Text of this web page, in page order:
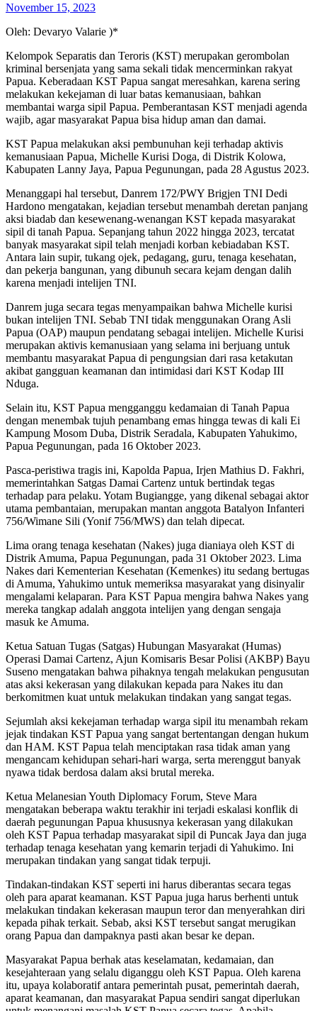
November 15, 2023
Oleh: Devaryo Valarie )*
Kelompok Separatis dan Teroris (KST) merupakan gerombolan
kriminal bersenjata yang sama sekali tidak mencerminkan rakyat
Papua. Keberadaan KST Papua sangat meresahkan, karena sering
melakukan kekejaman di luar batas kemanusiaan, bahkan
membantai warga sipil Papua. Pemberantasan KST menjadi agenda
wajib, agar masyarakat Papua bisa hidup aman dan damai.
KST Papua melakukan aksi pembunuhan keji terhadap aktivis
kemanusiaan Papua, Michelle Kurisi Doga, di Distrik Kolowa,
Kabupaten Lanny Jaya, Papua Pegunungan, pada 28 Agustus 2023.
Menanggapi hal tersebut, Danrem 172/PWY Brigjen TNI Dedi
Hardono mengatakan, kejadian tersebut menambah deretan panjang
aksi biadab dan kesewenang-wenangan KST kepada masyarakat
sipil di tanah Papua. Sepanjang tahun 2022 hingga 2023, tercatat
banyak masyarakat sipil telah menjadi korban kebiadaban KST.
Antara lain supir, tukang ojek, pedagang, guru, tenaga kesehatan,
dan pekerja bangunan, yang dibunuh secara kejam dengan dalih
karena menjadi intelijen TNI.
Danrem juga secara tegas menyampaikan bahwa Michelle kurisi
bukan intelijen TNI. Sebab TNI tidak menggunakan Orang Asli
Papua (OAP) maupun pendatang sebagai intelijen. Michelle Kurisi
merupakan aktivis kemanusiaan yang selama ini berjuang untuk
membantu masyarakat Papua di pengungsian dari rasa ketakutan
akibat gangguan keamanan dan intimidasi dari KST Kodap III
Nduga.
Selain itu, KST Papua mengganggu kedamaian di Tanah Papua
dengan menembak tujuh penambang emas hingga tewas di kali Ei
Kampung Mosom Duba, Distrik Seradala, Kabupaten Yahukimo,
Papua Pegunungan, pada 16 Oktober 2023.
Pasca-peristiwa tragis ini, Kapolda Papua, Irjen Mathius D. Fakhri,
memerintahkan Satgas Damai Cartenz untuk bertindak tegas
terhadap para pelaku. Yotam Bugiangge, yang dikenal sebagai aktor
utama pembantaian, merupakan mantan anggota Batalyon Infanteri
756/Wimane Sili (Yonif 756/MWS) dan telah dipecat.
Lima orang tenaga kesehatan (Nakes) juga dianiaya oleh KST di
Distrik Amuma, Papua Pegunungan, pada 31 Oktober 2023. Lima
Nakes dari Kementerian Kesehatan (Kemenkes) itu sedang bertugas
di Amuma, Yahukimo untuk memeriksa masyarakat yang disinyalir
mengalami kelaparan. Para KST Papua mengira bahwa Nakes yang
mereka tangkap adalah anggota intelijen yang dengan sengaja
masuk ke Amuma.
Ketua Satuan Tugas (Satgas) Hubungan Masyarakat (Humas)
Operasi Damai Cartenz, Ajun Komisaris Besar Polisi (AKBP) Bayu
Suseno mengatakan bahwa pihaknya tengah melakukan pengusutan
atas aksi kekerasan yang dilakukan kepada para Nakes itu dan
berkomitmen kuat untuk melakukan tindakan yang sangat tegas.
Sejumlah aksi kekejaman terhadap warga sipil itu menambah rekam
jejak tindakan KST Papua yang sangat bertentangan dengan hukum
dan HAM. KST Papua telah menciptakan rasa tidak aman yang
mengancam kehidupan sehari-hari warga, serta merenggut banyak
nyawa tidak berdosa dalam aksi brutal mereka.
Ketua Melanesian Youth Diplomacy Forum, Steve Mara
mengatakan beberapa waktu terakhir ini terjadi eskalasi konflik di
daerah pegunungan Papua khususnya kekerasan yang dilakukan
oleh KST Papua terhadap masyarakat sipil di Puncak Jaya dan juga
terhadap tenaga kesehatan yang kemarin terjadi di Yahukimo. Ini
merupakan tindakan yang sangat tidak terpuji.
Tindakan-tindakan KST seperti ini harus diberantas secara tegas
oleh para aparat keamanan. KST Papua juga harus berhenti untuk
melakukan tindakan kekerasan maupun teror dan menyerahkan diri
kepada pihak terkait. Sebab, aksi KST tersebut sangat merugikan
orang Papua dan dampaknya pasti akan besar ke depan.
Masyarakat Papua berhak atas keselamatan, kedamaian, dan
kesejahteraan yang selalu diganggu oleh KST Papua. Oleh karena
itu, upaya kolaboratif antara pemerintah pusat, pemerintah daerah,
aparat keamanan, dan masyarakat Papua sendiri sangat diperlukan